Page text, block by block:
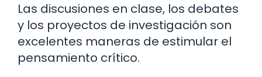
Las discusiones en clase, los debates
y los proyectos de investigación son
excelentes maneras de estimular el
pensamiento crítico.